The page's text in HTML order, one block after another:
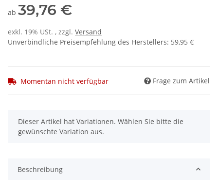
ab 39,76 €
exkl. 19% USt. , zzgl. Versand
Unverbindliche Preisempfehlung des Herstellers: 59,95 €
Momentan nicht verfügbar Frage zum Artikel
x
Dieser Artikel hat Variationen. Wählen Sie bitte die
gewünschte Variation aus.
Beschreibung